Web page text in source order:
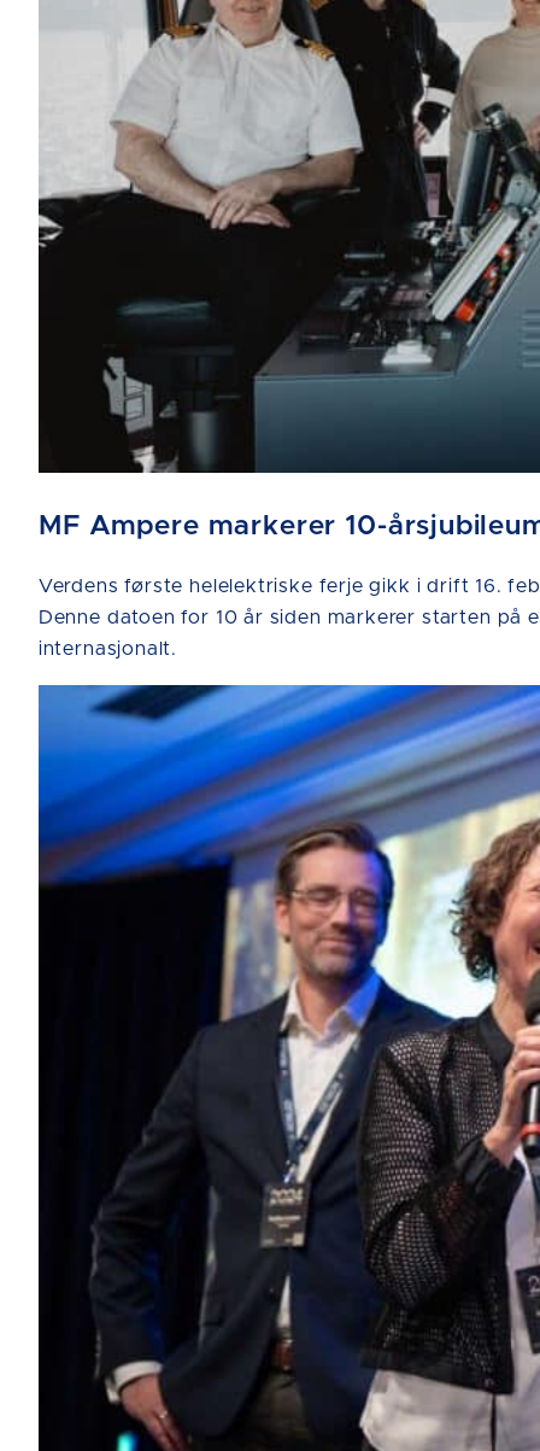
MF Ampere markerer 10-
Verdens første helelektriske ferje gikk i drift 16.
Denne datoen for 10 år siden markerer starten
internasjonalt.